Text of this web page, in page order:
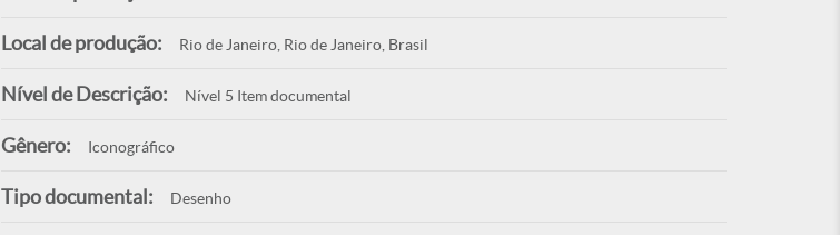
Local de produção: Rio de Janeiro, Rio de Janeiro, Brasil
Nível de Descrição: Nível 5 Item documental
Gênero: Iconográfico
Tipo documental: Desenho